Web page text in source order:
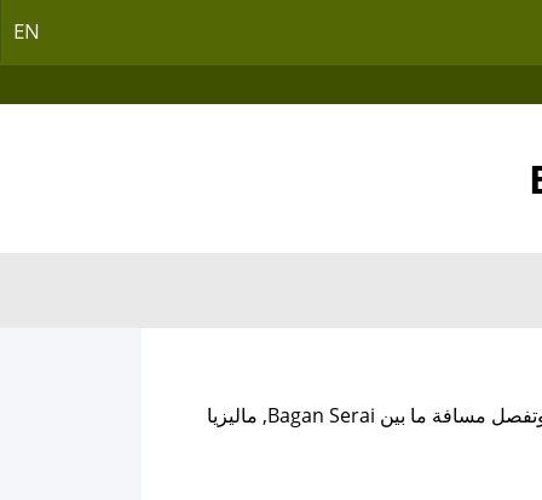
EN
, وتفصل مسافة ما بين Bagan Serai, ماليزيا